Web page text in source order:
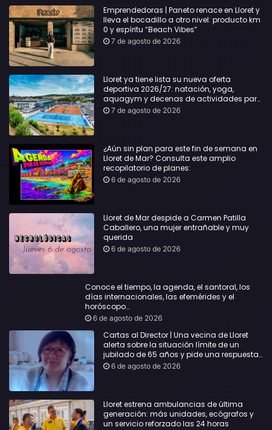
Emprendedoras | Paneto renace en Lloret y
lleva el bocadillo a otro nivel: producto km
0 y espíritu “Beach Vibes”
7 de agosto de 2026
Lloret ya tiene lista su nueva oferta
deportiva 2026/27: natación, yoga,
aquagym y decenas de actividades para
todas las edades
7 de agosto de 2026
¿Aún sin plan para este fin de semana en
Lloret de Mar? Consulta este amplio
recopilatorio de planes:
6 de agosto de 2026
Lloret de Mar despide a Carmen Patilla
Caballero, una mujer entrañable y muy
querida
6 de agosto de 2026
Conoce el tiempo, la agenda, el santoral, los
días internacionales, las efemérides y el
horóscopo…
6 de agosto de 2026
Cartas al Director | Una vecina de Lloret
alerta sobre la situación límite de un
jubilado de 65 años y pide una respuesta
urgente
6 de agosto de 2026
Lloret estrena ambulancias de última
generación: más unidades, ecógrafos y
un servicio reforzado las 24 horas